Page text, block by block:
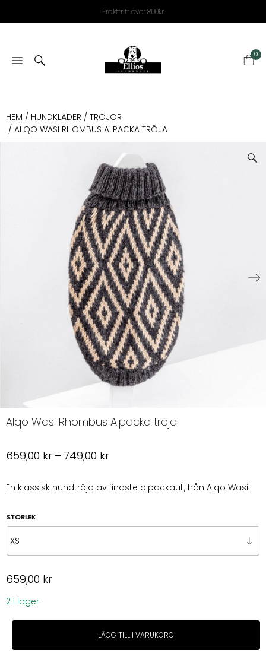
Fraktfritt över 800kr
0
HEM / HUNDKLÄDER / TRÖJOR
/ ALQO WASI RHOMBUS ALPACKA TRÖJA
Alqo Wasi Rhombus Alpacka tröja
659,00 kr – 749,00 krPrisintervall:
till
En klassisk hundtröja av finaste alpackaull, från Alqo Wasi!
STORLEK
659,00 kr
2 i lager
Alqo
Rhombus
LÄGG TILL I VARUKORG